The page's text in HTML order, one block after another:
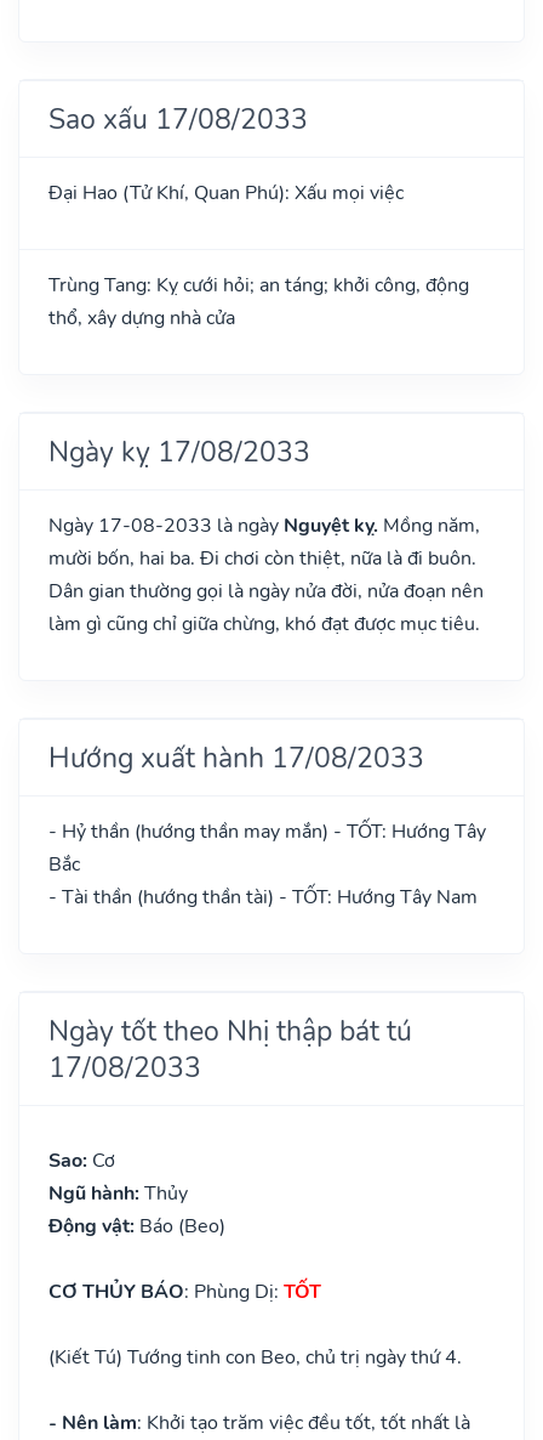
Sao xấu 17/08/2033
Đại Hao (Tử Khí, Quan Phú): Xấu mọi việc
Trùng Tang: Kỵ cưới hỏi; an táng; khởi công, động
thổ, xây dựng nhà cửa
Ngày kỵ 17/08/2033
Ngày 17-08-2033 là ngày Nguyệt kỵ. Mồng năm,
mười bốn, hai ba. Đi chơi còn thiệt, nữa là đi buôn.
Dân gian thường gọi là ngày nửa đời, nửa đoạn nên
làm gì cũng chỉ giữa chừng, khó đạt được mục tiêu.
Hướng xuất hành 17/08/2033
- Hỷ thần (hướng thần may mắn) - TỐT: Hướng Tây
Bắc
- Tài thần (hướng thần tài) - TỐT: Hướng Tây Nam
Ngày tốt theo Nhị thập bát tú
17/08/2033
Sao: Cơ
Ngũ hành: Thủy
Động vật: Báo (Beo)
CƠ THỦY BÁO: Phùng Dị: TỐT
(Kiết Tú) Tướng tinh con Beo, chủ trị ngày thứ 4.
- Nên làm: Khởi tạo trăm việc đều tốt, tốt nhất là